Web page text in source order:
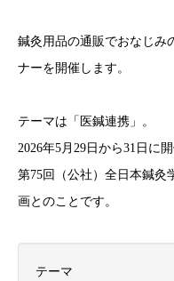
鍼灸用品の通販でおなじみ
ナーを開催します。
テーマは「医鍼連携」。
2026年5月29日から31日に
第75回（公社）全日本鍼灸
画とのことです。
テーマ